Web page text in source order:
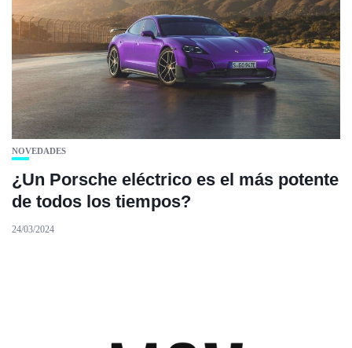
NOVEDADES
¿Un Porsche eléctrico es el más potente
de todos los tiempos?
24/03/2024